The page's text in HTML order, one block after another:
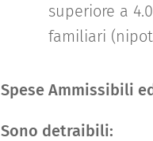
superiore a
familiari
Spese Ammissibili
Sono detraibili: